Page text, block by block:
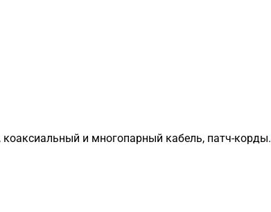
и многопарный кабель, патч-корды.